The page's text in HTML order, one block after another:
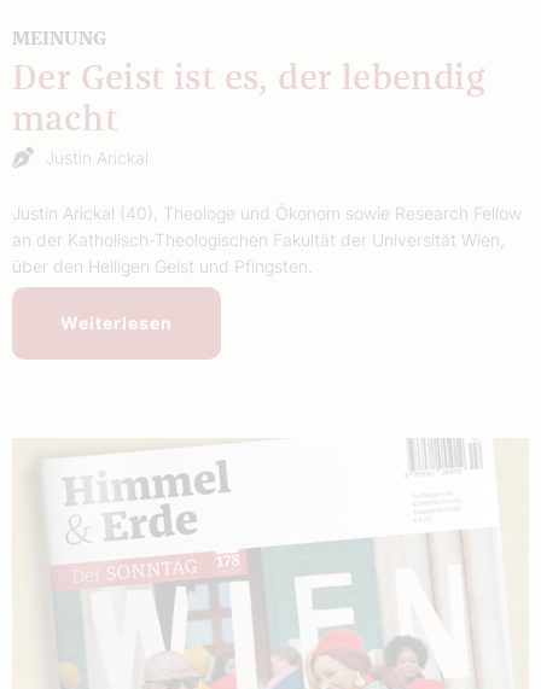
MEINUNG
Der Geist ist es, der lebendig
macht
Justin Arickal
Justin Arickal (40), Theologe und Ökonom sowie Research Fellow
an der Katholisch-Theologischen Fakultät der Universität Wien,
über den Heiligen Geist und Pfingsten.
Weiterlesen